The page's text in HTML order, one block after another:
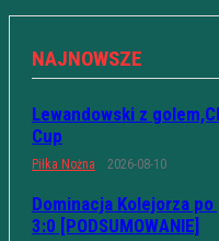
NAJNOWSZE
Lewandowski z
Cup
Piłka Nożna 2026-08-10
Dominacja Kolejorza
3:0 [PODSUMOWANIE]